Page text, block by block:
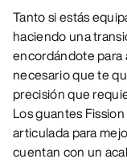
Tanto si estás
haciendo una
encordándote para
necesario que te
precisión que
Los guantes
articulada para
cuentan con un